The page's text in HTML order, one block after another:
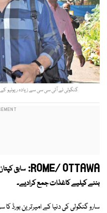
گنگولی نے آئی سی سی سے زیادہ ریونیو کے
ROME/ OTTAWA: سابق
بننے کیلیے کاغذات جمع کرادیے۔
سارو گنگولی کی دنیا کے امیرترین بورڈ